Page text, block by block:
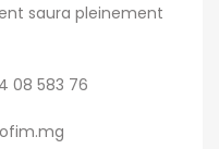
saura pleinement
08 583 76